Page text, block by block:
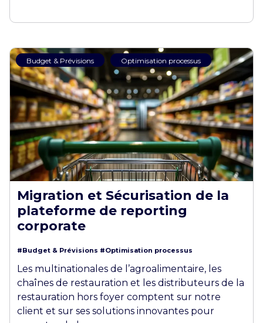
Budget & Prévisions Optimisation processus
Migration et Sécurisation de la
plateforme de reporting
corporate
#Budget & Prévisions #Optimisation processus
Les multinationales de l’agroalimentaire, les
chaînes de restauration et les distributeurs de la
restauration hors foyer comptent sur notre
client et sur ses solutions innovantes pour